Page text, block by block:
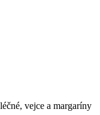
vejce a margaríny